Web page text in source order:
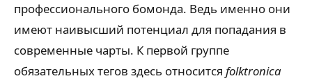
профессионального бомонда. Ведь именно они
имеют наивысший потенциал для попадания в
современные чарты. К первой группе
обязательных тегов здесь относится folktronica